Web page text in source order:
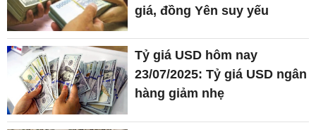
giá, đồng Yên suy yếu
Tỷ giá USD hôm nay
23/07/2025: Tỷ giá USD ngân
hàng giảm nhẹ